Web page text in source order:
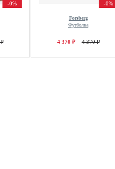
-0% -0%
Forsberg
Футболка
4 370 ₽ 4 370 ₽